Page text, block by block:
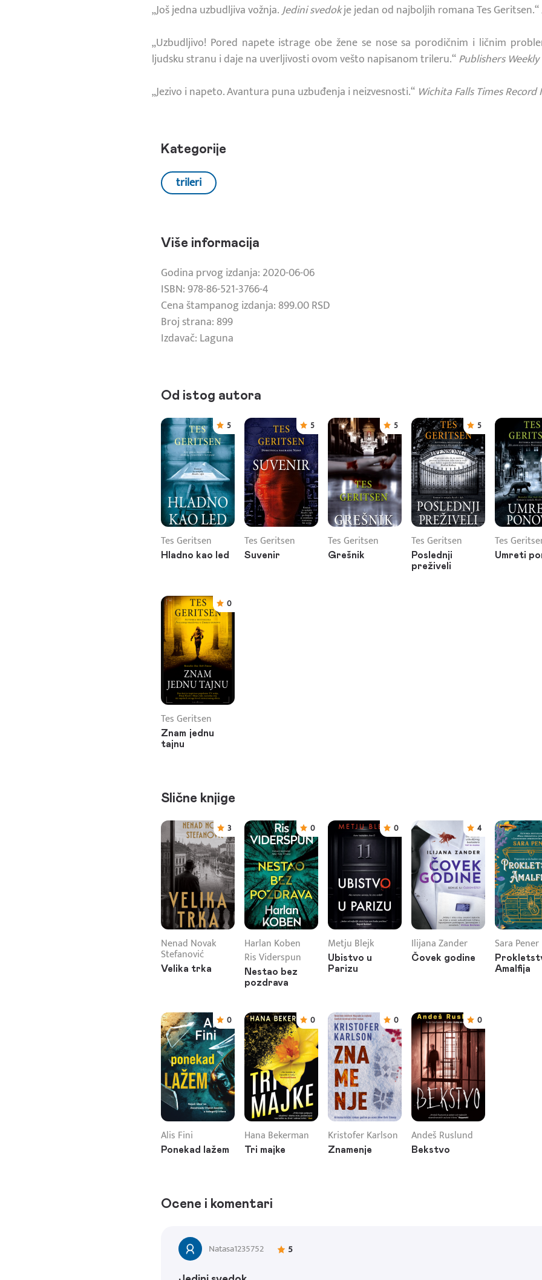
„Još jedna uzbudljiva vožnja.Jedini svedokje jedan od najboljih romana Tes Geritsen.“
„Uzbudljivo! Pored napete istrage obe žene se nose sa porodičnim i ličnim
ljudsku stranu i daje na uverljivosti ovom vešto napisanom trileru.“Publishers Weekly
„Jezivo i napeto. Avantura puna uzbuđenja i neizvesnosti.“ Wichita Falls Times Record
Kategorije
trileri
Više informacija
Godina prvog izdanja: 2020-06-06
ISBN: 978-86-521-3766-4
Cena štampanog izdanja: 899.00 RSD
Broj strana: 899
Izdavač: Laguna
Od istog autora
5
Tes Geritsen
Hladno kao led
5
Tes Geritsen
Suvenir
5
Tes Geritsen
Grešnik
5
Tes Geritsen
Poslednji
preživeli
Tes
Umreti
0
Tes Geritsen
Znam jednu
tajnu
Slične knjige
3
Nenad Novak
Stefanović
Velika trka
0
Harlan Koben
Ris Viderspun
Nestao bez
pozdrava
0
Metju Blejk
Ubistvo u
Parizu
4
Ilijana Zander
Čovek godine
Sara Pener
Amalfija
0
Alis Fini
Ponekad lažem
0
Hana Bekerman
Tri majke
0
Kristofer Karlson
Znamenje
0
Andeš Ruslund
Bekstvo
Ocene i komentari
Natasa1235752 5